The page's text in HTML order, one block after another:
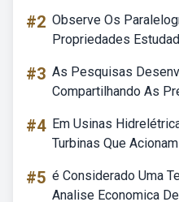
#2 Observe Os
Propriedades
#3 As Pesquisas
Compartilhando As
#4 Em Usinas
Turbinas Que
#5 é Considerado Uma
Analise Economica